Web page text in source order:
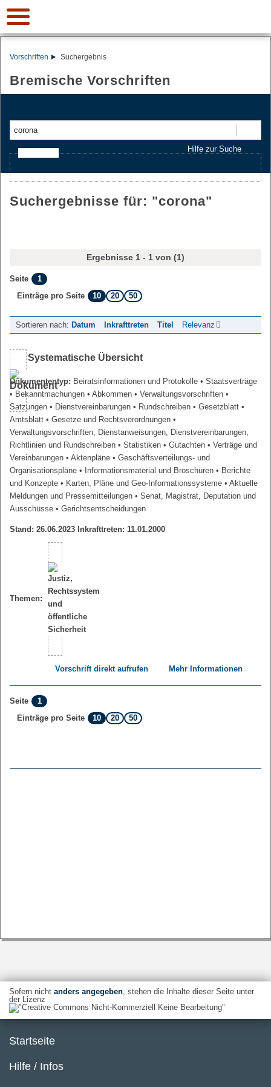
Vorschriften Suchergebnis
Bremische Vorschriften
Hilfe zur Suche
Suchergebnisse für: "corona"
Ergebnisse 1 - 1 von (1)
Seite
1
Einträge pro Seite
10 20 50
Sortieren nach: Datum Inkrafttreten Titel Relevanz
Systematische Übersicht
Dokumententyp: Beiratsinformationen und Protokolle • Staatsverträge
• Bekanntmachungen • Abkommen • Verwaltungsvorschriften •
Satzungen • Dienstvereinbarungen • Rundschreiben • Gesetzblatt •
Amtsblatt • Gesetze und Rechtsverordnungen •
Verwaltungsvorschriften, Dienstanweisungen, Dienstvereinbarungen,
Richtlinien und Rundschreiben • Statistiken • Gutachten • Verträge und
Vereinbarungen • Aktenpläne • Geschäftsverteilungs- und
Organisationspläne • Informationsmaterial und Broschüren • Berichte
und Konzepte • Karten, Pläne und Geo-Informationssysteme • Aktuelle
Meldungen und Pressemitteilungen • Senat, Magistrat, Deputation und
Ausschüsse • Gerichtsentscheidungen
Stand: 26.06.2023 Inkrafttreten: 11.01.2000
Themen:
Vorschrift direkt aufrufen Mehr Informationen
Seite
1
Einträge pro Seite
10 20 50
Sofern nicht anders angegeben, stehen die Inhalte dieser Seite unter
der Lizenz
Startseite
Hilfe / Infos